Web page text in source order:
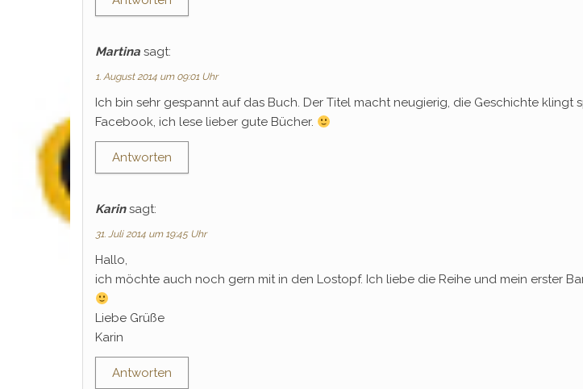
Martina sagt:
1. August 2014 um 09:01 Uhr
Ich bin sehr gespannt auf das Buch. Der Titel macht neugierig, die Geschichte
Facebook, ich lese lieber gute Bücher.
Antworten
Karin sagt:
31. Juli 2014 um 19:45 Uhr
Hallo,
ich möchte auch noch gern mit in den Lostopf. Ich liebe die Reihe und mein erster
Liebe Grüße
Karin
Antworten